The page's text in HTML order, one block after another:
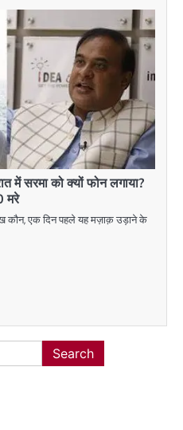
में सरमा को क्यों फोन लगाया?
मरे
कौन, एक दिन पहले यह मज़ाक़ उड़ाने के